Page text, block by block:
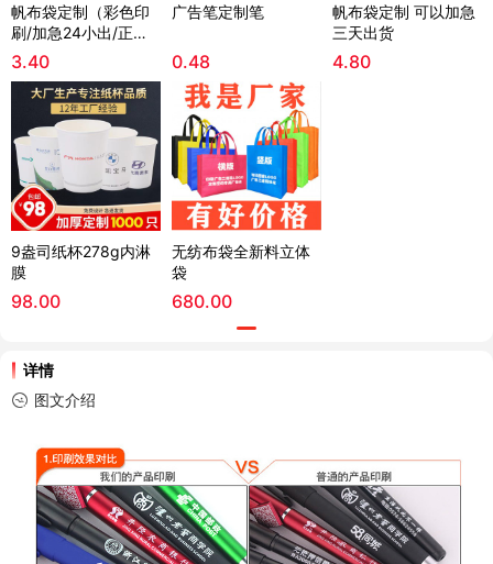
帆布袋定制（彩色印
刷/加急24小出/正常3
天出货）
3.40
广告笔定制笔
0.48
帆布袋定制 可以加急
三天出货
4.80
9盎司纸杯278g内淋
膜
98.00
无纺布袋全新料立体
袋
680.00
详情
图文介绍